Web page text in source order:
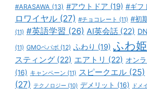
#ARASAWA (13) #アウトドア (19) #ギフ
ロワイヤル (27) #チョコレート (11) #初
(11) #英語学習 (26) AI英会話 (22)
(11) GMOペパボ (12) ふわり (19) ふわ姫
スティング (22) エアトリ (22) オン
(16) キャンペーン (11) スピークエル (25)
(27) テクノロジー (10) デメリット (16) ドメ